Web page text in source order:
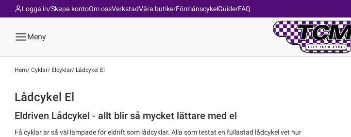
Om ossVerkstadVåra butikerFörmånscykelGuiderFAQ
Logga in/Skapa konto
Meny
Hem Cyklar Elcyklar Lådcykel El
Lådcykel El
Eldriven Lådcykel - allt blir så mycket lättare med el
Få cyklar är så väl lämpade för eldrift som lådcyklar. Alla som testat en fullastad lådcykel vet hur